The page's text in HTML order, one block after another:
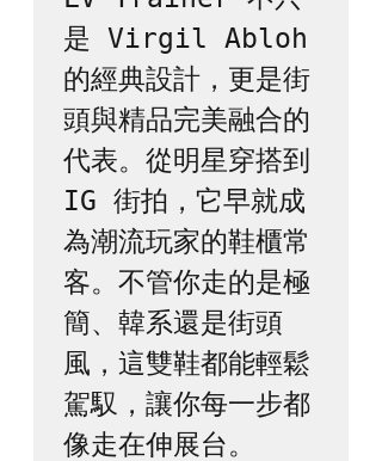
是 Virgil Abloh
的經典設計，更是街
頭與精品完美融合的
代表。從明星穿搭到
IG 街拍，它早就成
為潮流玩家的鞋櫃常
客。不管你走的是極
簡、韓系還是街頭
風，這雙鞋都能輕鬆
駕馭，讓你每一步都
像走在伸展台。